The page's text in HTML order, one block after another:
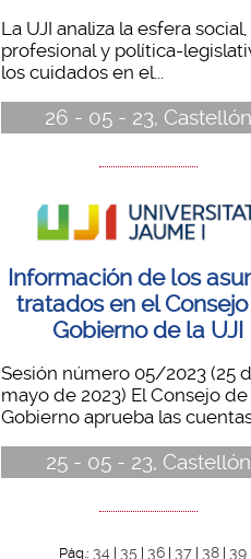
La UJI analiza la esfera social,
profesional y política-
los cuidados en el...
26 - 05 - 23, Castellón
Información de los
tratados en el
Gobierno de la UJI
Sesión número 05/2023 (25
mayo de 2023) El Consejo de
Gobierno aprueba las
25 - 05 - 23, Castellón
Pág.: 34| 35| 36| 37| 38| 39